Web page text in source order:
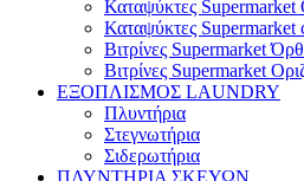
Καταψύκτες Supermarket
Καταψύκτες Supermarket
Βιτρίνες Supermarket
Βιτρίνες Supermarket
ΕΞΟΠΛΙΣΜΟΣ LAUNDRY
Πλυντήρια
Στεγνωτήρια
Σιδερωτήρια
ΠΛΥΝΤΗΡΙΑ ΣΚΕΥΩΝ